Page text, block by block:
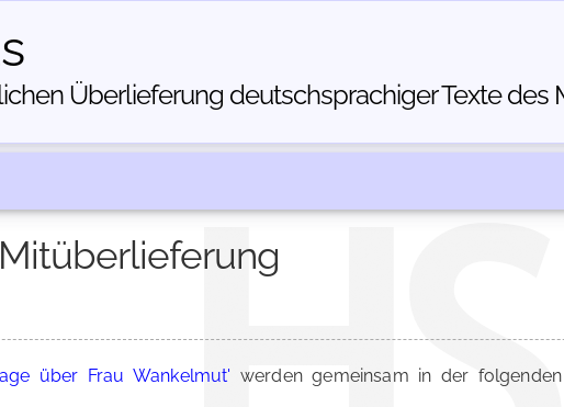
Über­lieferung deutschsprachiger Texte des
Mitüberlieferung
über Frau Wankelmut' werden gemeinsam in der